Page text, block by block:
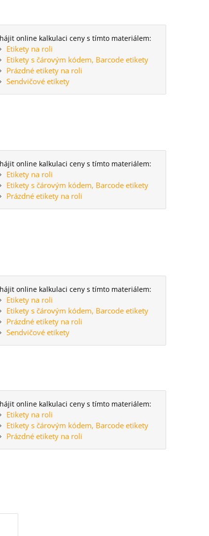
online kalkulaci ceny s tímto materiálem:
Etikety na roli
Etikety s čárovým kódem, Barcode etikety
Prázdné etikety na roli
Sendvičové etikety
online kalkulaci ceny s tímto materiálem:
Etikety na roli
Etikety s čárovým kódem, Barcode etikety
Prázdné etikety na roli
online kalkulaci ceny s tímto materiálem:
Etikety na roli
Etikety s čárovým kódem, Barcode etikety
Prázdné etikety na roli
Sendvičové etikety
online kalkulaci ceny s tímto materiálem:
Etikety na roli
Etikety s čárovým kódem, Barcode etikety
Prázdné etikety na roli